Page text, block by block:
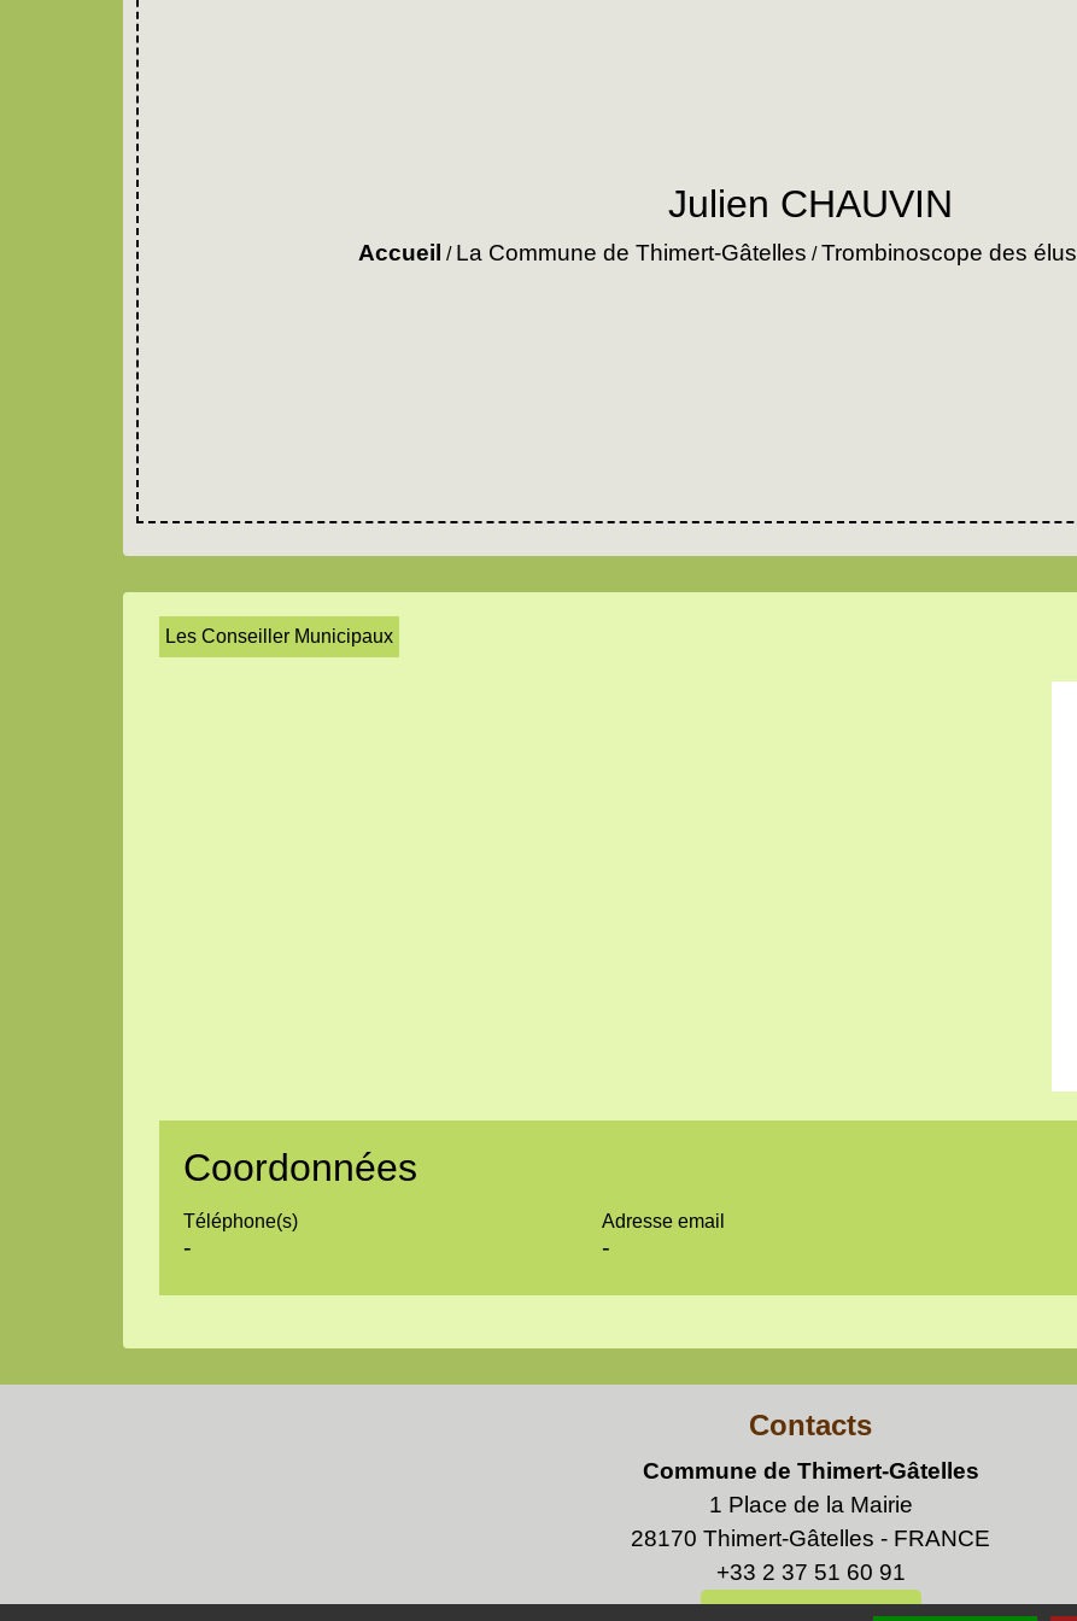
Julien CHAUVIN
Accueil / La Commune de Thimert-Gâtelles /Trombinoscope des élus
Les Conseiller Municipaux
Coordonnées
Téléphone(s)
-
Adresse email
-
Contacts
Commune de Thimert-Gâtelles
1 Place de la Mairie
28170 Thimert-Gâtelles - FRANCE
+33 2 37 51 60 91
Contact par formulaire